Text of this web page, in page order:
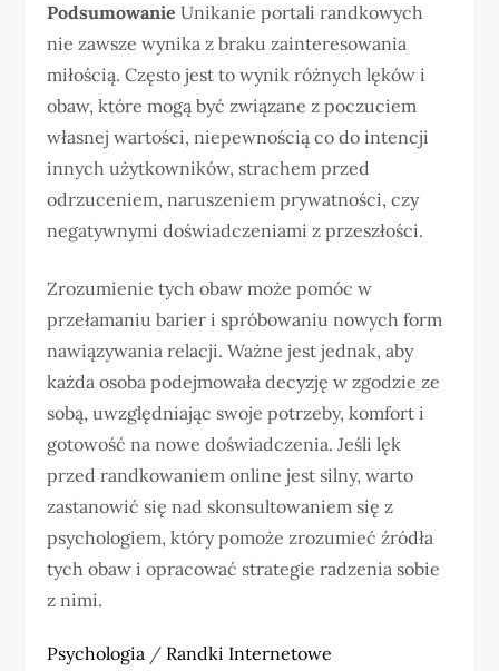
Podsumowanie Unikanie portali randkowych
nie zawsze wynika z braku zainteresowania
miłością. Często jest to wynik różnych lęków i
obaw, które mogą być związane z poczuciem
własnej wartości, niepewnością co do intencji
innych użytkowników, strachem przed
odrzuceniem, naruszeniem prywatności, czy
negatywnymi doświadczeniami z przeszłości.
Zrozumienie tych obaw może pomóc w
przełamaniu barier i spróbowaniu nowych form
nawiązywania relacji. Ważne jest jednak, aby
każda osoba podejmowała decyzję w zgodzie ze
sobą, uwzględniając swoje potrzeby, komfort i
gotowość na nowe doświadczenia. Jeśli lęk
przed randkowaniem online jest silny, warto
zastanowić się nad skonsultowaniem się z
psychologiem, który pomoże zrozumieć źródła
tych obaw i opracować strategie radzenia sobie
z nimi.
Psychologia / Randki Internetowe